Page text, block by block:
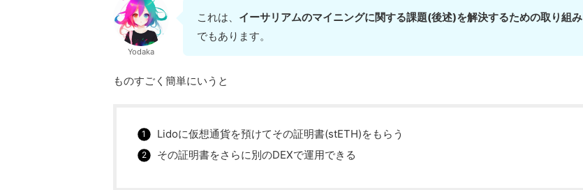
Yodaka
これは、 イーサリアムのマイニングに関する課題(後述)を解決するための取り組み
でもあります。
ものすごく簡単にいうと
Lidoに仮想通貨を預けてその証明書(stETH)をもらう
その証明書をさらに別のDEXで運用できる